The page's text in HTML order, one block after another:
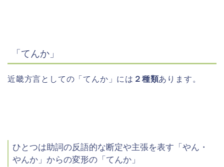
「てんか」
近畿方言としての「てんか」には ２種類あります。
ひとつは助詞の反語的な断定や主張を表す「やん・
やんか」からの変形の「てんか」